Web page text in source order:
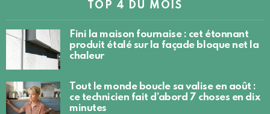
TOP 4 DU MOIS
Fini la maison fournaise : cet étonnant
produit étalé sur la façade bloque net la
chaleur
Tout le monde boucle sa valise en août :
ce technicien fait d’abord 7 choses en dix
minutes